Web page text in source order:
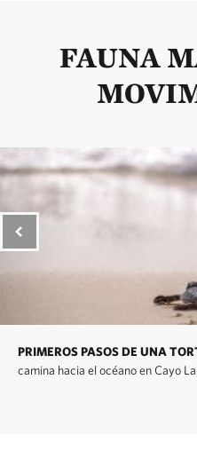
FAUNA
PRIMEROS PASOS DE UNA
camina hacia el océano en Cayo